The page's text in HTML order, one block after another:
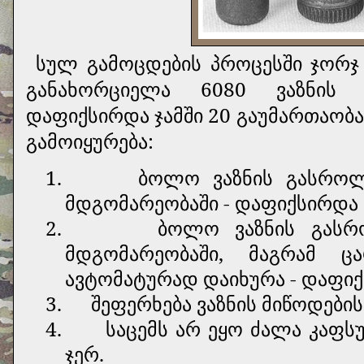
სულ გამოცდების პროცესში
განახორციელა 6080
დაფიქსირდა ჯამში 20
გამოიყურება:
1.
ბოლო ვაზნის
მდგომარეობაში - დაფიქსირდა
2.
ბოლო ვაზნის
მდგომარეობაში, მაგრამ
ავტომატურად დაიხურა -
3.
შეფერხება ვაზნის
4.
საცემს არ ეყო ძალა
ჯერ.